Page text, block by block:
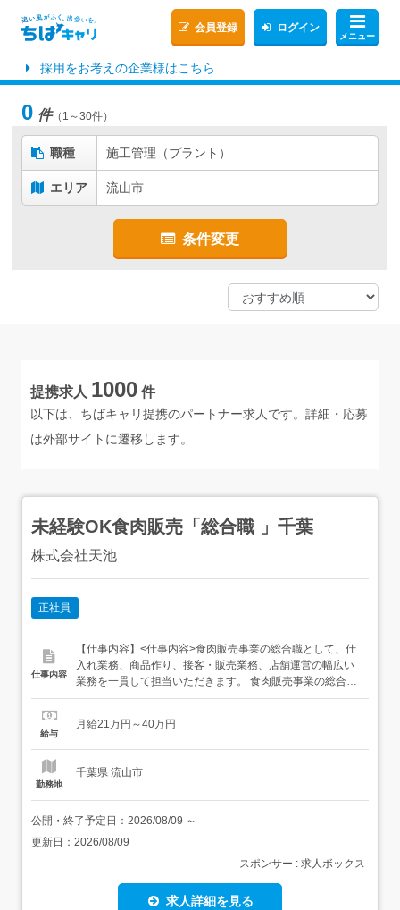
メニュー
会員登録 ログイン
採用をお考えの企業様はこちら
0 件（1～30件）
職種 施工管理（プラント）
エリア 流山市
条件変更
提携求人 1000 件
以下は、ちばキャリ提携のパートナー求人です。詳細・応募
は外部サイトに遷移します。
未経験OK食肉販売「総合職 」千葉
株式会社天池
正社員
仕事内容
【仕事内容】<仕事内容>食肉販売事業の総合職として、仕
入れ業務、商品作り、接客・販売業務、店舗運営の幅広い
業務を一貫して担当いただきます。 食肉販売事業の総合職
業務 仕入れ業務 地域の特性や顧客層等を考慮した商品作り
入れ直後>上記業務<変更の範囲>店舗運営関連業務<給与・
給与
月給21万円～40万円
勤務地
千葉県 流山市
公開・終了予定日： 2026/08/09 ～
更新日： 2026/08/09
スポンサー : 求人ボックス
求人詳細を見る